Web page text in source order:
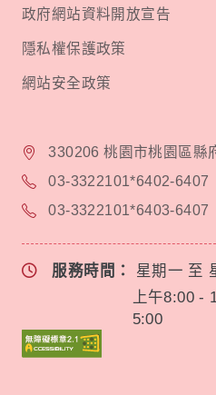
政府網站資料開放宣告
隱私權保護政策
網站安全政策
330206 桃園市桃園區縣
03-3322101*6402-6407
03-3322101*6403-6407
服務時間： 星期一 至
上午8:00 -
5:00